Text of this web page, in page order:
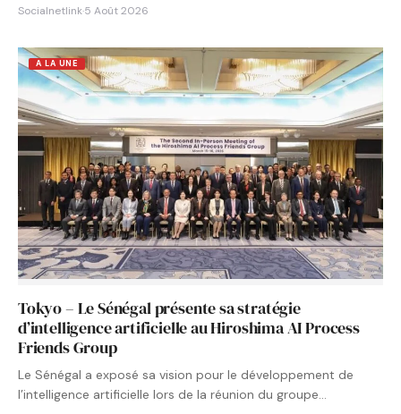
Socialnetlink·5 Août 2026
A LA UNE
Tokyo – Le Sénégal présente sa stratégie
d’intelligence artificielle au Hiroshima AI Process
Friends Group
Le Sénégal a exposé sa vision pour le développement de
l’intelligence artificielle lors de la réunion du groupe…